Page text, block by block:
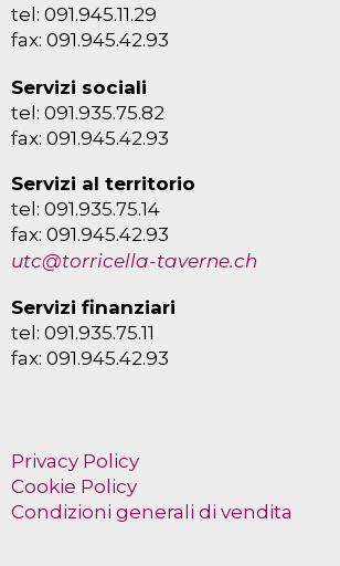
tel: 091.945.11.29
fax: 091.945.42.93
Servizi sociali
tel: 091.935.75.82
fax: 091.945.42.93
Servizi al territorio
tel: 091.935.75.14
fax: 091.945.42.93
utc@torricella-taverne.ch
Servizi finanziari
tel: 091.935.75.11
fax: 091.945.42.93
Privacy Policy
Cookie Policy
Condizioni generali di vendita